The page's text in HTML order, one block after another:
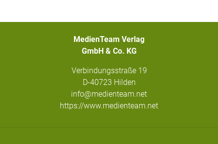
MedienTeam Verlag
GmbH & Co. KG
Verbindungsstraße 19
D-40723 Hilden
info@medienteam.net
https://www.medienteam.net